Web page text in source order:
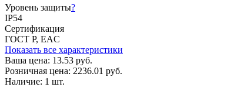
Уровень защиты?
IP54
Сертификация
ГОСТ Р, EAC
Показать все характеристики
Ваша цена: 13.53 руб.
Розничная цена: 2236.01 руб.
Наличие: 1 шт.